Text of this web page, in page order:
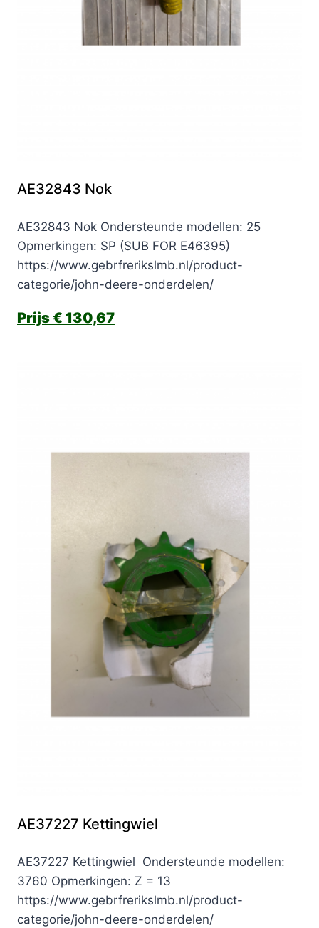
AE32843 Nok
AE32843 Nok Ondersteunde modellen: 25
Opmerkingen: SP (SUB FOR E46395)
https://www.gebrfrerikslmb.nl/product-
categorie/john-deere-onderdelen/
€ 130,67
AE37227 Kettingwiel
AE37227 Kettingwiel Ondersteunde modellen:
3760 Opmerkingen: Z = 13
https://www.gebrfrerikslmb.nl/product-
categorie/john-deere-onderdelen/